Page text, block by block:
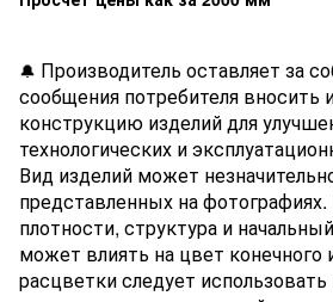
🔔 Производитель оставляет за
сообщения потребителя вносить
конструкцию изделий для
технологических и
Вид изделий может
представленных на фотографиях.
плотности, структура и
может влиять на цвет конечного
расцветки следует